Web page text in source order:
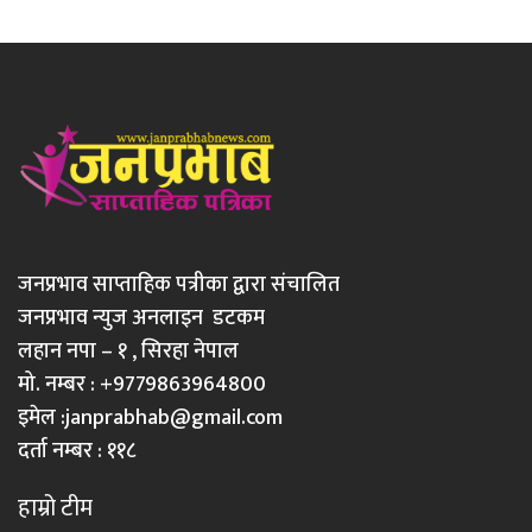
जनप्रभाव साप्ताहिक पत्रीका द्वारा संचालित
जनप्रभाव न्युज अनलाइन डटकम
लहान नपा – १ , सिरहा नेपाल
मो. नम्बर : +9779863964800
इमेल :janprabhab@gmail.com
दर्ता नम्बर : ११८
हाम्रो टीम